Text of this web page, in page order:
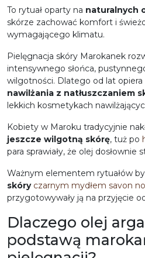
To rytuał oparty na naturalnych
skórze zachować komfort i
wymagającego klimatu.
Pielęgnacja skóry Marokanek
intensywnego słońca,
wilgotności. Dlatego od lat opiera
nawilżania z natłuszczaniem
lekkich kosmetykach
Kobiety w Maroku tradycyjnie
jeszcze wilgotną skórę, tuż po
para sprawiały, że olej dosłownie
Ważnym elementem rytuałów
skóry czarnym mydłem savon
przygotowywały ją na przyjęcie
Dlaczego olej
podstawą